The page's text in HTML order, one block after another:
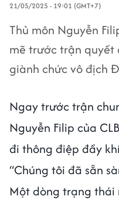
21/05/2025 - 19:01 (GMT+7)
Thủ môn Nguyễn
mẽ trước trận quyết
giành chức vô địch
Ngay trước trận
Nguyễn Filip của
đi thông điệp đầy
“Chúng tôi đã sẵn
Một dòng trạng thái